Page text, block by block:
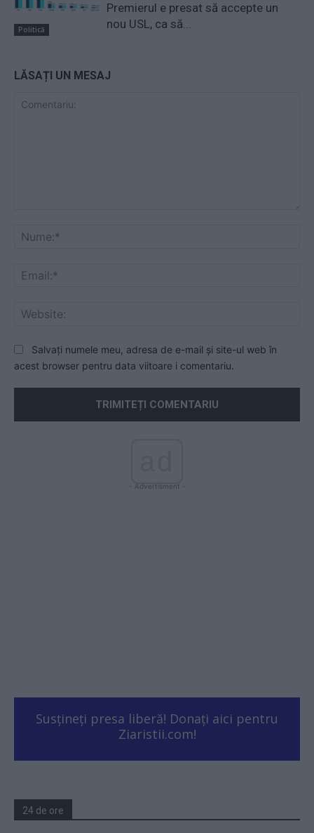
Politică
Premierul e presat să accepte un
nou USL, ca să...
LĂSAȚI UN MESAJ
Salvați numele meu, adresa de e-mail și site-ul web în
acest browser pentru data viitoare i comentariu.
- Advertisment -
Susțineți presa liberă! Donați aici pentru
Ziaristii.com!
24 de ore